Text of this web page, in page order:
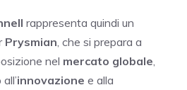
rappresenta quindi un
Prysmian , che si prepara a
nel mercato globale
innovazione e alla